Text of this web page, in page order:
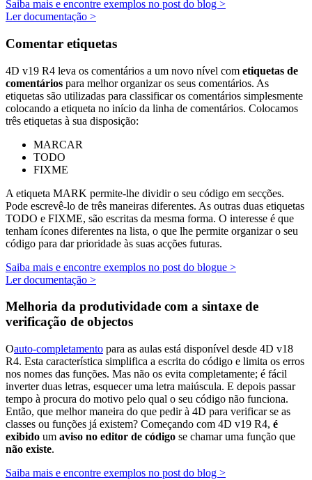
Saiba mais e encontre exemplos no post do blog >
Ler documentação >
Comentar etiquetas
4D v19 R4 leva os comentários a um novo nível com etiquetas de
comentários para melhor organizar os seus comentários. As
etiquetas são utilizadas para classificar os comentários simplesmente
colocando a etiqueta no início da linha de comentários. Colocamos
três etiquetas à sua disposição:
MARCAR
TODO
FIXME
A etiqueta MARK permite-lhe dividir o seu código em secções.
Pode escrevê-lo de três maneiras diferentes. As outras duas etiquetas
TODO e FIXME, são escritas da mesma forma. O interesse é que
tenham ícones diferentes na lista, o que lhe permite organizar o seu
código para dar prioridade às suas acções futuras.
Saiba mais e encontre exemplos no post do blogue >
Ler documentação >
Melhoria da produtividade com a sintaxe de
verificação de objectos
Oauto-completamento para as aulas está disponível desde 4D v18
R4. Esta característica simplifica a escrita do código e limita os erros
nos nomes das funções. Mas não os evita completamente; é fácil
inverter duas letras, esquecer uma letra maiúscula. E depois passar
tempo à procura do motivo pelo qual o seu código não funciona.
Então, que melhor maneira do que pedir à 4D para verificar se as
classes ou funções já existem? Começando com 4D v19 R4, é
exibido um aviso no editor de código se chamar uma função que
não existe.
Saiba mais e encontre exemplos no post do blog >